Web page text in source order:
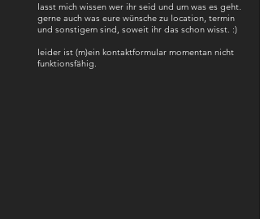
lasst mich wissen wer ihr seid und um was es geht.
gerne auch was eure wünsche zu location, termin
und sonstigem sind, soweit ihr das schon wisst. :)
leider ist (m)ein kontaktformular momentan nicht
funktionsfähig.